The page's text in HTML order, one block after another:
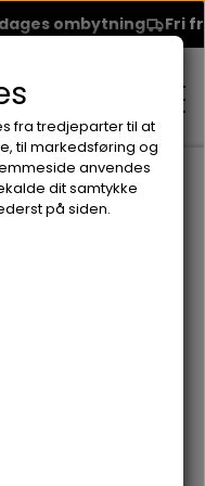
ombytning Fri
fra Seventeen
fra tredjeparter til at
til markedsføring og
anvendes
dit samtykke
på siden.